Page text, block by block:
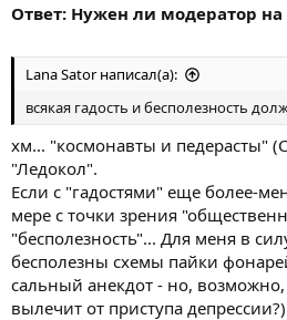
Ответ: Нужен ли модератор на
Lana Sator написал(а):
всякая гадость и бесполезность
хм... "космонавты и педерасты"
"Ледокол".
Если с "гадостями" еще более-
мере с точки зрения
"бесполезность"... Для меня в
бесполезны схемы пайки
сальный анекдот - но,
вылечит от приступа депрессии?)